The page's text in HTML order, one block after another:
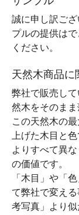
誠に申し訳ご
プルの提供は
ください。
天然木商品に
弊社で販売し
然木をそのまま
この天然木の
上げた木目と
よりすべて異
の価値です。
「木目」や「
て弊社で変え
考写真」より